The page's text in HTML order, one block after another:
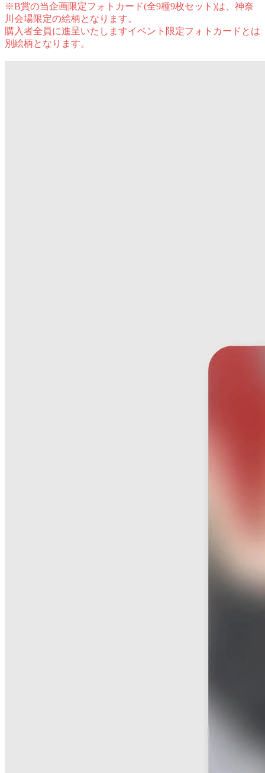
※B賞の当企画限定フォトカード(全9種9枚セット)は、神奈
川会場限定の絵柄となります。
購入者全員に進呈いたしますイベント限定フォトカードとは
別絵柄となります。